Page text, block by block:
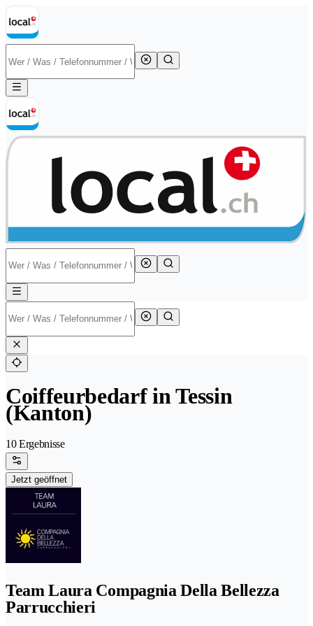
Coiffeurbedarf in Tessin
(Kanton)
10 Ergebnisse
Jetzt geöffnet
Team Laura Compagnia Della Bellezza
Parrucchieri